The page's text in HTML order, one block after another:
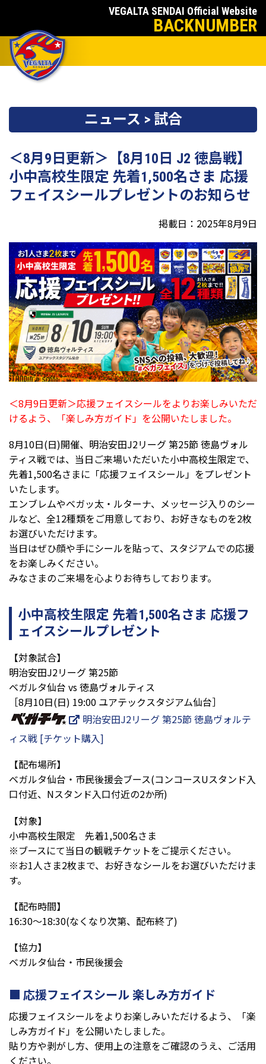
VEGALTA SENDAI Official Website
BACKNUMBER
ニュース > 試合
＜8月9日更新＞【8月10日 J2 徳島戦】
小中高校生限定 先着1,500名さま 応援
フェイスシールプレゼントのお知らせ
掲載日：2025年8月9日
＜8月9日更新＞応援フェイスシールをよりお楽しみいただ
けるよう、「楽しみ方ガイド」を公開いたしました。
8月10日(日)開催、明治安田J2リーグ 第25節 徳島ヴォル
ティス戦では、当日ご来場いただいた小中高校生限定で、
先着1,500名さまに「応援フェイスシール」をプレゼント
いたします。
エンブレムやベガッ太・ルターナ、メッセージ入りのシー
ルなど、全12種類をご用意しており、お好きなものを2枚
お選びいただけます。
当日はぜひ顔や手にシールを貼って、スタジアムでの応援
をお楽しみください。
みなさまのご来場を心よりお待ちしております。
小中高校生限定 先着1,500名さま 応援フ
ェイスシールプレゼント
【対象試合】
明治安田J2リーグ 第25節
ベガルタ仙台 vs 徳島ヴォルティス
［8月10日(日) 19:00 ユアテックスタジアム仙台］
明治安田J2リーグ 第25節 徳島ヴォルテ
ィス戦 [チケット購入]
【配布場所】
ベガルタ仙台・市民後援会ブース(コンコースUスタンド入
口付近、Nスタンド入口付近の2か所)
【対象】
小中高校生限定 先着1,500名さま
※ブースにて当日の観戦チケットをご提示ください。
※お1人さま2枚まで、お好きなシールをお選びいただけま
す。
【配布時間】
16:30～18:30(なくなり次第、配布終了)
【協力】
ベガルタ仙台・市民後援会
応援フェイスシール 楽しみ方ガイド
応援フェイスシールをよりお楽しみいただけるよう、「楽
しみ方ガイド」を公開いたしました。
貼り方や剥がし方、使用上の注意をご確認のうえ、ご活用
ください。